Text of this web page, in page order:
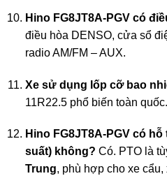
Hino FG8JT8A-PGV có
điều hòa DENSO, cửa sổ
radio AM/FM – AUX.
Xe sử dụng lốp cỡ bao
11R22.5 phổ biến toàn quốc.
Hino FG8JT8A-PGV có
suất) không? Có. PTO là
Trung, phù hợp cho xe cẩu,